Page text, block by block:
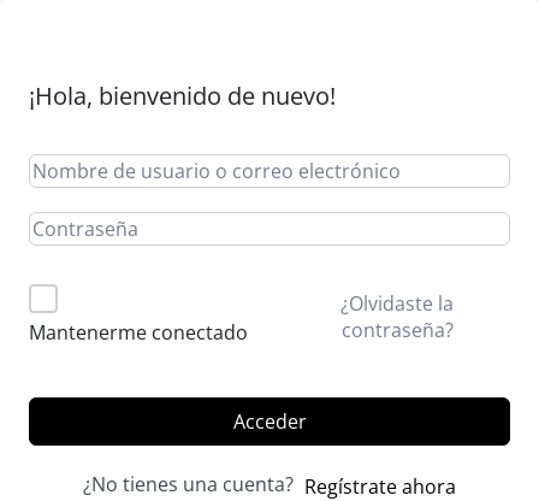
¡Hola, bienvenido de nuevo!
Mantenerme conectado
¿Olvidaste la
contraseña?
Acceder
¿No tienes una cuenta? Regístrate ahora